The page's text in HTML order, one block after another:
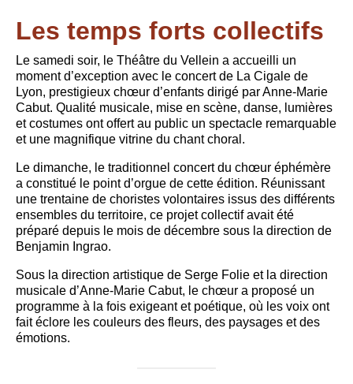
Les temps forts collectifs
Le samedi soir, le Théâtre du Vellein a accueilli un
moment d’exception avec le concert de La Cigale de
Lyon, prestigieux chœur d’enfants dirigé par Anne-Marie
Cabut. Qualité musicale, mise en scène, danse, lumières
et costumes ont offert au public un spectacle remarquable
et une magnifique vitrine du chant choral.
Le dimanche, le traditionnel concert du chœur éphémère
a constitué le point d’orgue de cette édition. Réunissant
une trentaine de choristes volontaires issus des différents
ensembles du territoire, ce projet collectif avait été
préparé depuis le mois de décembre sous la direction de
Benjamin Ingrao.
Sous la direction artistique de Serge Folie et la direction
musicale d’Anne-Marie Cabut, le chœur a proposé un
programme à la fois exigeant et poétique, où les voix ont
fait éclore les couleurs des fleurs, des paysages et des
émotions.